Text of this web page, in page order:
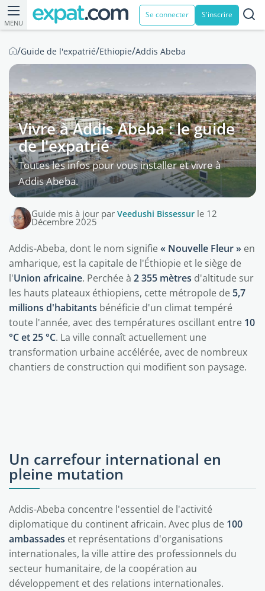
MENU
Se connecter S'inscrire
/Guide de l'expatrié/Ethiopie/Addis Abeba
Vivre à Addis Abeba : le guide
de l'expatrié
Toutes les infos pour vous installer et vivre à
Addis Abeba.
Guide mis à jour par Veedushi Bissessur le 12
Décembre 2025
Addis-Abeba, dont le nom signifie« Nouvelle Fleur » en
amharique, est la capitale de l'Éthiopie et le siège de
l'Union africaine. Perchée à 2 355 mètres d'altitude sur
les hauts plateaux éthiopiens, cette métropole de 5,7
millions d'habitants bénéficie d'un climat tempéré
toute l'année, avec des températures oscillant entre 10
°C et 25 °C. La ville connaît actuellement une
transformation urbaine accélérée, avec de nombreux
chantiers de construction qui modifient son paysage.
Un carrefour international en
pleine mutation
Addis-Abeba concentre l'essentiel de l'activité
diplomatique du continent africain. Avec plus de 100
ambassades et représentations d'organisations
internationales, la ville attire des professionnels du
secteur humanitaire, de la coopération au
développement et des relations internationales.